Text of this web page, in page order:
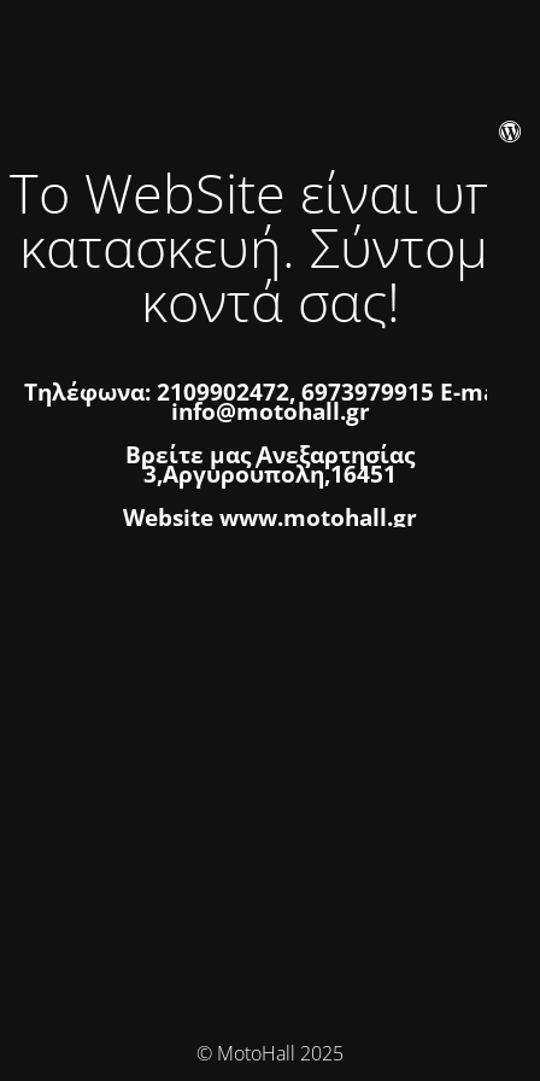
Το WebSite είναι υπό
κατασκευή. Σύντομα
κοντά σας!
Τηλέφωνα: 2109902472, 6973979915 E-mail:
info@motohall.gr
Βρείτε μας Ανεξαρτησίας
3,Αργυρούπολη,16451
Website www.motohall.gr
© MotoHall 2025